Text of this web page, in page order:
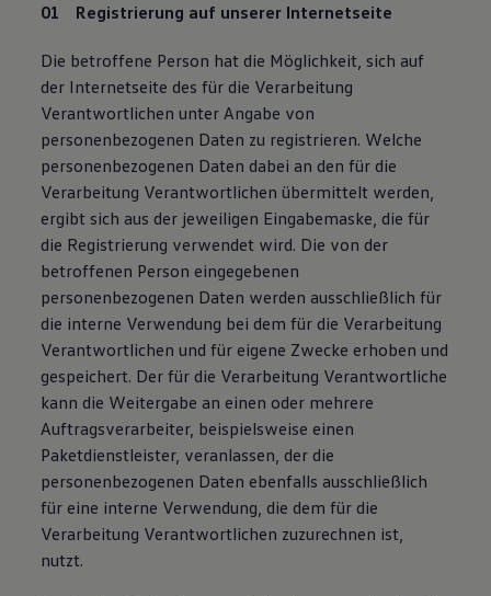
Registrierung auf unserer Internetseite
Die betroffene Person hat die Möglichkeit, sich auf
der Internetseite des für die Verarbeitung
Verantwortlichen unter Angabe von
personenbezogenen Daten zu registrieren. Welche
personenbezogenen Daten dabei an den für die
Verarbeitung Verantwortlichen übermittelt werden,
ergibt sich aus der jeweiligen Eingabemaske, die für
die Registrierung verwendet wird. Die von der
betroffenen Person eingegebenen
personenbezogenen Daten werden ausschließlich für
die interne Verwendung bei dem für die Verarbeitung
Verantwortlichen und für eigene Zwecke erhoben und
gespeichert. Der für die Verarbeitung Verantwortliche
kann die Weitergabe an einen oder mehrere
Auftragsverarbeiter, beispielsweise einen
Paketdienstleister, veranlassen, der die
personenbezogenen Daten ebenfalls ausschließlich
für eine interne Verwendung, die dem für die
Verarbeitung Verantwortlichen zuzurechnen ist,
nutzt.